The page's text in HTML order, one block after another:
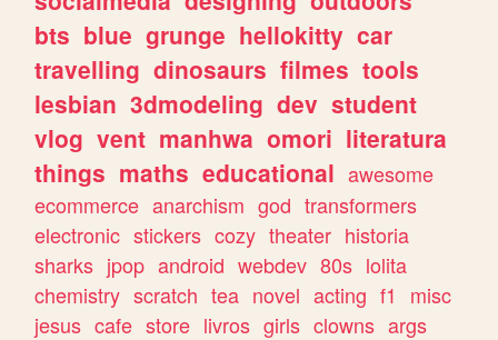
bts blue grunge hellokitty car
travelling dinosaurs filmes tools
lesbian 3dmodeling dev student
vlog vent manhwa omori literatura
things maths educational awesome
ecommerce anarchism god transformers
electronic stickers cozy theater historia
sharks jpop android webdev 80s lolita
chemistry scratch tea novel acting f1
misc
jesus cafe store livros girls clowns args